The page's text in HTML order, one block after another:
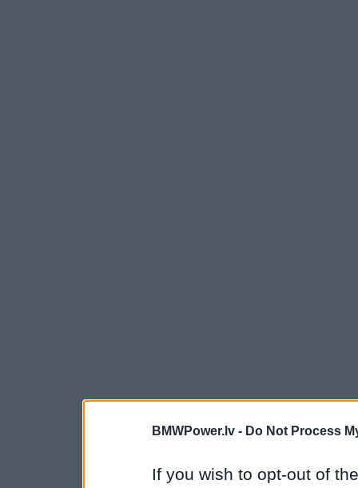
BMWPower.lv - Do Not Process
If you wish to opt-out of